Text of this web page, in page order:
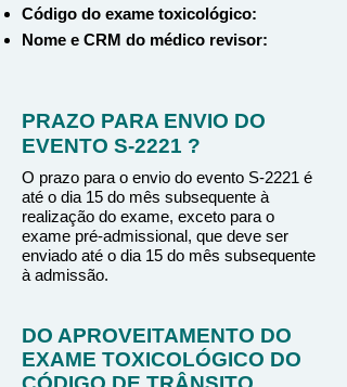
Código do exame toxicológico:
Nome e CRM do médico revisor:
PRAZO PARA ENVIO DO
EVENTO S-2221 ?
O prazo para o envio do evento S-2221 é
até o dia 15 do mês subsequente à
realização do exame, exceto para o
exame pré-admissional, que deve ser
enviado até o dia 15 do mês subsequente
à admissão.
DO APROVEITAMENTO DO
EXAME TOXICOLÓGICO DO